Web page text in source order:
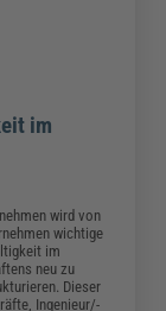
im
wird von
wichtige
im
neu zu
Dieser
Ingenieur/-